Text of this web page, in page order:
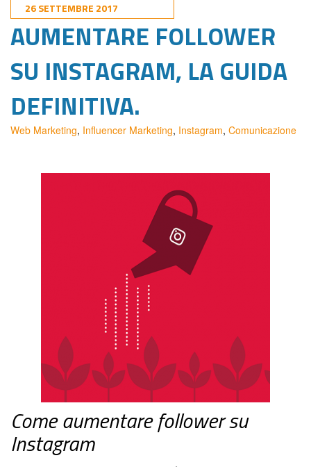
26 SETTEMBRE 2017
AUMENTARE FOLLOWER
SU INSTAGRAM, LA GUIDA
DEFINITIVA.
Web Marketing, Influencer Marketing, Instagram, Comunicazione
Come aumentare follower su
Instagram